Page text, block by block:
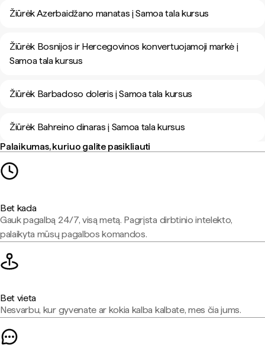
Žiūrėk Azerbaidžano manatas į Samoa tala kursus
Žiūrėk Bosnijos ir Hercegovinos konvertuojamoji markė į
Samoa tala kursus
Žiūrėk Barbadoso doleris į Samoa tala kursus
Žiūrėk Bahreino dinaras į Samoa tala kursus
Palaikumas, kuriuo galite pasikliauti
Bet kada
Gauk pagalbą 24/7, visą metą. Pagrįsta dirbtinio intelekto,
palaikyta mūsų pagalbos komandos.
Bet vieta
Nesvarbu, kur gyvenate ar kokia kalba kalbate, mes čia jums.